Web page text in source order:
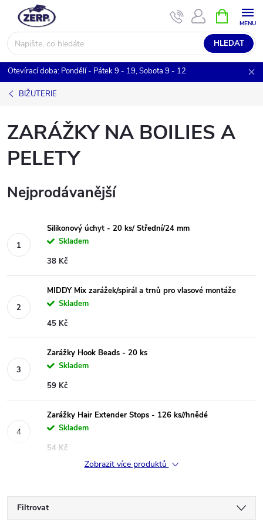
obsah
HLEDAT
NÁKUPNÍ
KOŠÍK
Otevírací doba: Pondělí - Pátek 9 - 19, Sobota 9 - 12
BIŽUTERIE
ZARÁŽKY NA BOILIES A
PELETY
Nejprodávanější
Silikonový úchyt - 20 ks/ Střední/24 mm
Skladem
38 Kč
MIDDY Mix zarážek/spirál a trnů pro vlasové montáže
Skladem
45 Kč
Zarážky Hook Beads - 20 ks
Skladem
59 Kč
Zarážky Hair Extender Stops - 126 ks//hnědé
Skladem
54 Kč
Zobrazit více produktů
Filtrovat